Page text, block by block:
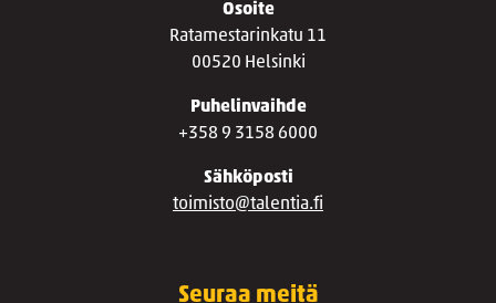
Osoite
Ratamestarinkatu 11
00520 Helsinki
Puhelinvaihde
+358 9 3158 6000
Sähköposti
toimisto@talentia.fi
Seuraa meitä